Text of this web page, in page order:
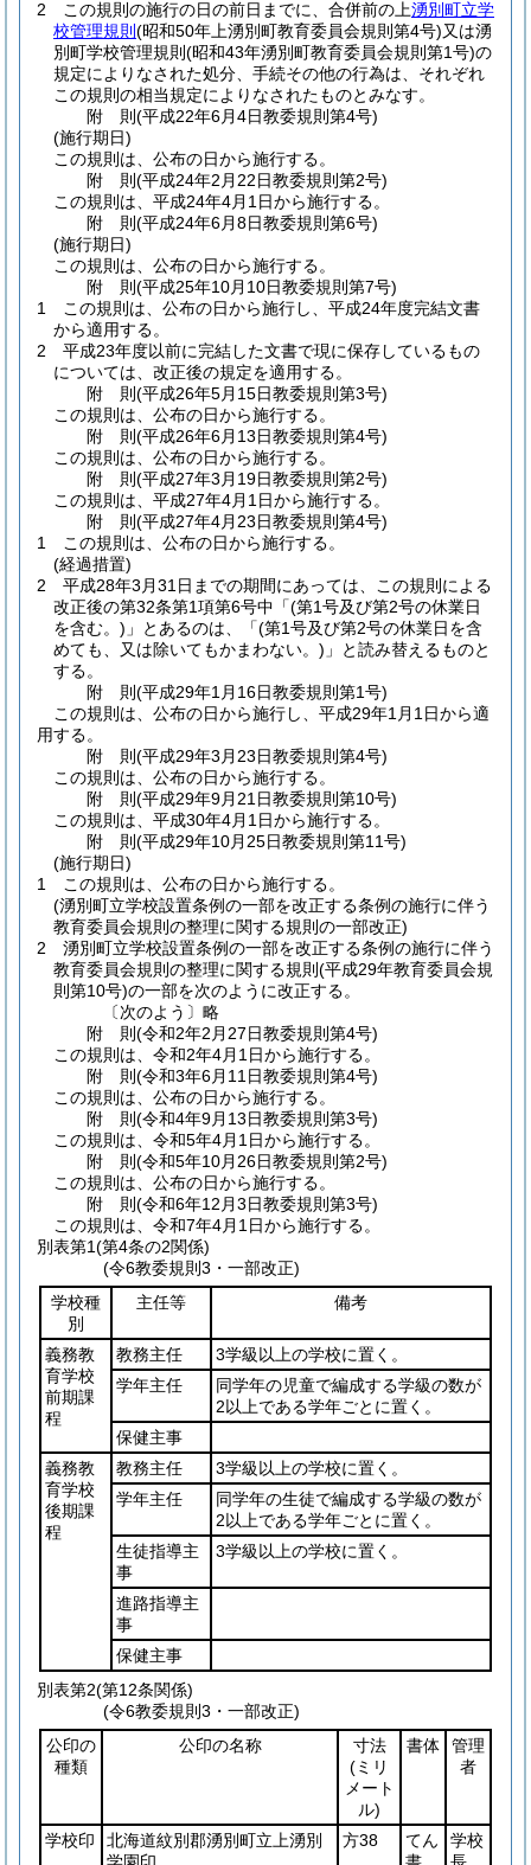
2
この規則の施行の日の前日までに、合併前の上湧別町立学
校管理規則 (昭和50年上湧別町教育委員会規則第4号)又は湧
別町学校管理規則 (昭和43年湧別町教育委員会規則第1号)の
規定によりなされた処分、手続その他の行為は、それぞれ
この規則の相当規定によりなされたものとみなす。
附 則(平成22年6月4日教委規則第4号)
(施行期日)
この規則は、公布の日から施行する。
附 則(平成24年2月22日教委規則第2号)
この規則は、平成24年4月1日から施行する。
附 則(平成24年6月8日教委規則第6号)
(施行期日)
この規則は、公布の日から施行する。
附 則(平成25年10月10日教委規則第7号)
1
この規則は、公布の日から施行し、平成24年度完結文書
から適用する。
2
平成23年度以前に完結した文書で現に保存しているもの
については、改正後の規定を適用する。
附 則(平成26年5月15日教委規則第3号)
この規則は、公布の日から施行する。
附 則(平成26年6月13日教委規則第4号)
この規則は、公布の日から施行する。
附 則(平成27年3月19日教委規則第2号)
この規則は、平成27年4月1日から施行する。
附 則(平成27年4月23日教委規則第4号)
1
この規則は、公布の日から施行する。
(経過措置)
2
平成28年3月31日までの期間にあっては、この規則による
改正後の第32条第1項第6号中「(第1号及び第2号の休業日
を含む。) 」とあるのは、「(第1号及び第2号の休業日を含
めても、又は除いてもかまわない。) 」と読み替えるものと
する。
附 則(平成29年1月16日教委規則第1号)
この規則は、公布の日から施行し、平成29年1月1日から適
用する。
附 則(平成29年3月23日教委規則第4号)
この規則は、公布の日から施行する。
附 則(平成29年9月21日教委規則第10号)
この規則は、平成30年4月1日から施行する。
附 則(平成29年10月25日教委規則第11号)
(施行期日)
1
この規則は、公布の日から施行する。
(湧別町立学校設置条例の一部を改正する条例の施行に伴う
教育委員会規則の整理に関する規則の一部改正)
2
湧別町立学校設置条例の一部を改正する条例の施行に伴う
教育委員会規則の整理に関する規則 (平成29年教育委員会規
則第10号)の一部を次のように改正する。
〔次のよう〕略
附 則(令和2年2月27日教委規則第4号)
この規則は、令和2年4月1日から施行する。
附 則(令和3年6月11日教委規則第4号)
この規則は、公布の日から施行する。
附 則(令和4年9月13日教委規則第3号)
この規則は、令和5年4月1日から施行する。
附 則(令和5年10月26日教委規則第2号)
この規則は、公布の日から施行する。
附 則(令和6年12月3日教委規則第3号)
この規則は、令和7年4月1日から施行する。
別表第1(第4条の2関係)
(令6教委規則3・一部改正)
学校種
別
主任等 備考
義務教
育学校
前期課
程
教務主任
3学級以上の学校に置く。
学年主任
同学年の児童で編成する学級の数が
2以上である学年ごとに置く。
保健主事
義務教
育学校
後期課
程
教務主任
3学級以上の学校に置く。
学年主任
同学年の生徒で編成する学級の数が
2以上である学年ごとに置く。
生徒指導主
事
3学級以上の学校に置く。
進路指導主
事
保健主事
別表第2(第12条関係)
(令6教委規則3・一部改正)
公印の
種類
公印の名称
寸法
(ミリ
メート
ル)
書体
管理
者
学校印
北海道紋別郡湧別町立上湧別
方38
てん
学校